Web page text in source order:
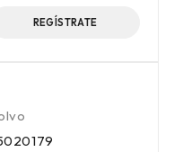
REGÍSTRATE